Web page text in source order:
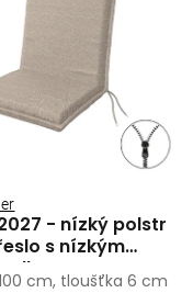
- nízký polstr
s nízkým
cm, tloušťka 6 cm